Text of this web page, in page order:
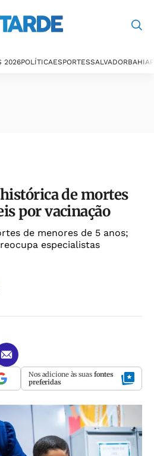
2026POLÍTICAESPORTESSALVADORBAHIA
de mortes
por vacinação
de menores de 5 anos;
especialistas
Nos adicione às suas fontes
preferidas